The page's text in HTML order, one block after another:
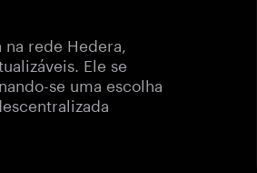
rede Hedera,
Ele se
se uma escolha